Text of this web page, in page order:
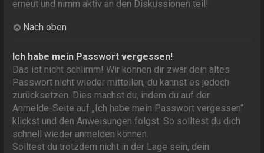
erneut und nimm aktiv an den Diskussionen teil!
Nach oben
Ich habe mein Passwort vergessen!
Das ist nicht schlimm! Wir können dir zwar dein altes
Passwort nicht wieder mitteilen, du kannst es jedoch
zurücksetzen. Dies machst du, indem du auf der
Anmelde-Seite auf „Ich habe mein Passwort vergessen“
klickst und den Anweisungen folgst. So solltest du dich
schnell wieder anmelden können.
Solltest du trotzdem nicht in der Lage sein, dein